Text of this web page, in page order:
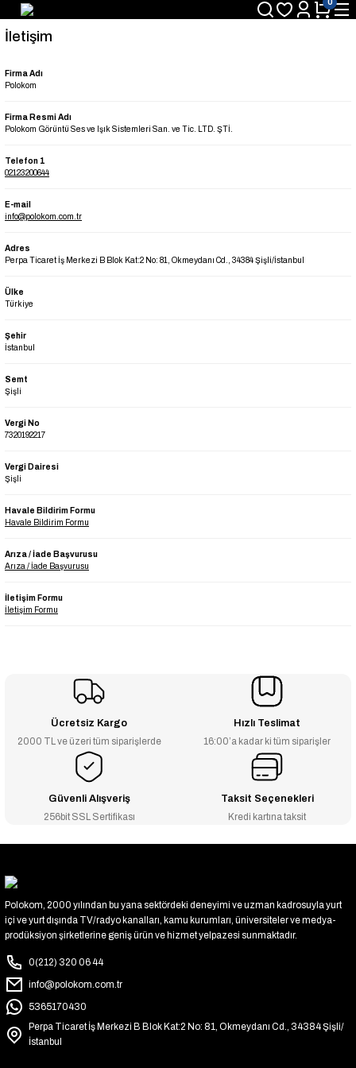
0
İletişim
Firma Adı
Polokom
Firma Resmi Adı
Polokom Görüntü Ses ve Işık Sistemleri San. ve Tic. LTD. ŞTİ.
Telefon 1
02123200644
E-mail
info@polokom.com.tr
Adres
Perpa Ticaret İş Merkezi B Blok Kat:2 No: 81, Okmeydanı Cd., 34384 Şişli/İstanbul
Ülke
Türkiye
Şehir
İstanbul
Semt
Şişli
Vergi No
7320192217
Vergi Dairesi
Şişli
Havale Bildirim Formu
Havale Bildirim Formu
Arıza / İade Başvurusu
Arıza / İade Başvurusu
İletişim Formu
İletişim Formu
Ücretsiz Kargo
2000 TL ve üzeri tüm siparişlerde
Hızlı Teslimat
16:00’a kadar ki tüm siparişler
Güvenli Alışveriş
256bit SSL Sertifikası
Taksit Seçenekleri
Kredi kartına taksit
Polokom, 2000 yılından bu yana sektördeki deneyimi ve uzman kadrosuyla yurt
içi ve yurt dışında TV/radyo kanalları, kamu kurumları, üniversiteler ve medya-
prodüksiyon şirketlerine geniş ürün ve hizmet yelpazesi sunmaktadır.
0(212) 320 06 44
info@polokom.com.tr
5365170430
Perpa Ticaret İş Merkezi B Blok Kat:2 No: 81, Okmeydanı Cd., 34384 Şişli/
İstanbul